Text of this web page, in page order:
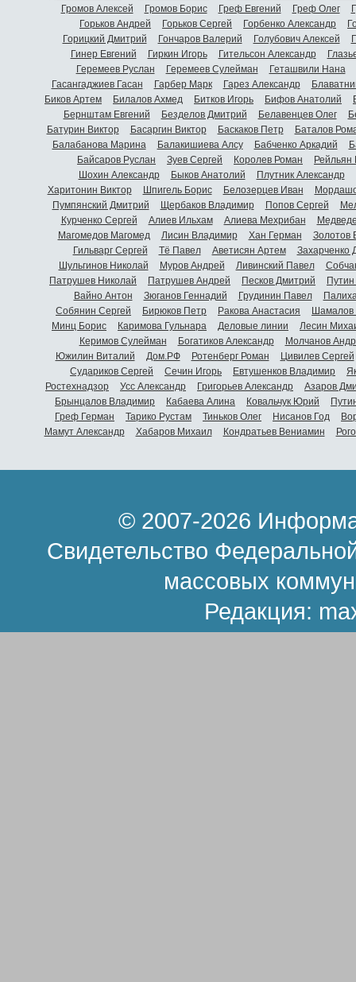
Громов Алексей
Громов Борис Греф Евгений Греф Олег
Горьков Андрей
Горьков Сергей Горбенко Александр
Горицкий Дмитрий
Гончаров Валерий Голубович Алексей
Гинер Евгений
Гиркин Игорь Гительсон Александр
Геремеев Руслан
Геремеев Сулейман
Геташвили Нана
Гасангаджиев Гасан
Гарбер Марк Гарез Александр
Биков Артем
Билалов Ахмед Битков Игорь Бифов Анатолий
Бернштам Евгений
Безделов Дмитрий Белавенцев Олег
Батурин Виктор
Басаргин Виктор Баскаков Петр
Баталов
Балабанова Марина
Балакишиева Алсу Бабченко Аркадий
Байсаров Руслан
Зуев Сергей Королев Роман
Шохин Александр
Быков Анатолий Плутник Александр
Харитонин Виктор
Шпигель Борис Белозерцев Иван
Пумпянский Дмитрий
Щербаков Владимир Попов Сергей
Курченко Сергей
Алиев Ильхам Алиева Мехрибан
Магомедов Магомед
Лисин Владимир Хан Герман
Золотов
Гильварг Сергей
Тё Павел Аветисян Артем
Захарченко
Шульгинов Николай
Муров Андрей Ливинский Павел
Патрушев Николай
Патрушев Андрей Песков Дмитрий
Вайно Антон
Зюганов Геннадий Грудинин Павел
Собянин Сергей
Бирюков Петр Ракова Анастасия
Шамалов
Минц Борис
Каримова Гульнара Деловые линии
Лесин
Керимов Сулейман
Богатиков Александр
Молчанов
Южилин Виталий
Дом.РФ Ротенберг Роман
Цивилев Сергей
Судариков Сергей
Сечин Игорь Евтушенков Владимир
Ростехнадзор
Усс Александр Григорьев Александр
Азаров
Брынцалов Владимир
Кабаева Алина Ковальчук Юрий
Греф Герман
Тарико Рустам Тиньков Олег Нисанов Год
Мамут Александр
Хабаров Михаил Кондратьев Вениамин
© 2007-2026
Свидетельство
массовых
Редакция: